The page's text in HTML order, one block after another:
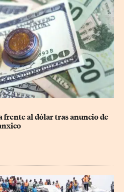
frente al dólar tras anuncio de